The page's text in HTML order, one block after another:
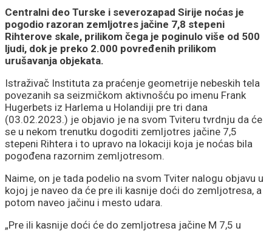
Centralni deo Turske i severozapad Sirije noćas je
pogodio razoran zemljotres jačine 7,8 stepeni
Rihterove skale, prilikom čega je poginulo više od 500
ljudi, dok je preko 2.000 povređenih prilikom
urušavanja objekata.
Istraživač Instituta za praćenje geometrije nebeskih tela
povezanih sa seizmičkom aktivnošću po imenu Frank
Hugerbets iz Harlema u Holandiji pre tri dana
(03.02.2023.) je objavio je na svom Tviteru tvrdnju da će
se u nekom trenutku dogoditi zemljotres jačine 7,5
stepeni Rihtera i to upravo na lokaciji koja je noćas bila
pogođena razornim zemljotresom.
Naime, on je tada podelio na svom Tviter nalogu objavu u
kojoj je naveo da će pre ili kasnije doći do zemljotresa, a
potom naveo jačinu i mesto udara.
„Pre ili kasnije doći će do zemljotresa jačine M 7,5 u